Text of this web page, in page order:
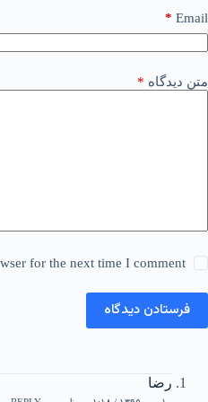
Email
*
متن دیدگاه *
for the next time I comment.
فرستادن دیدگاه
رضا